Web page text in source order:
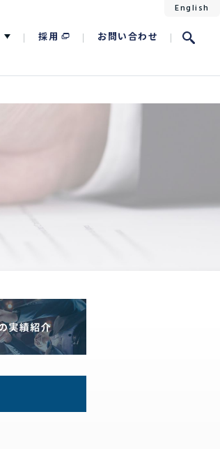
採用 お問い合わせ
English